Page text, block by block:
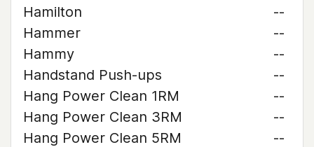
Hamilton
--
Hammer
--
Hammy
--
Handstand Push-ups
--
Hang Power Clean 1RM
--
Hang Power Clean 3RM
--
Hang Power Clean 5RM
--